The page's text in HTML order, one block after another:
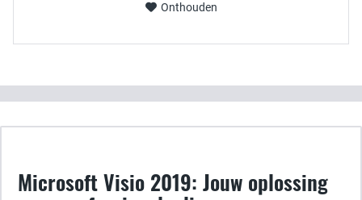
Onthouden
Microsoft Visio 2019: Jouw oplossing